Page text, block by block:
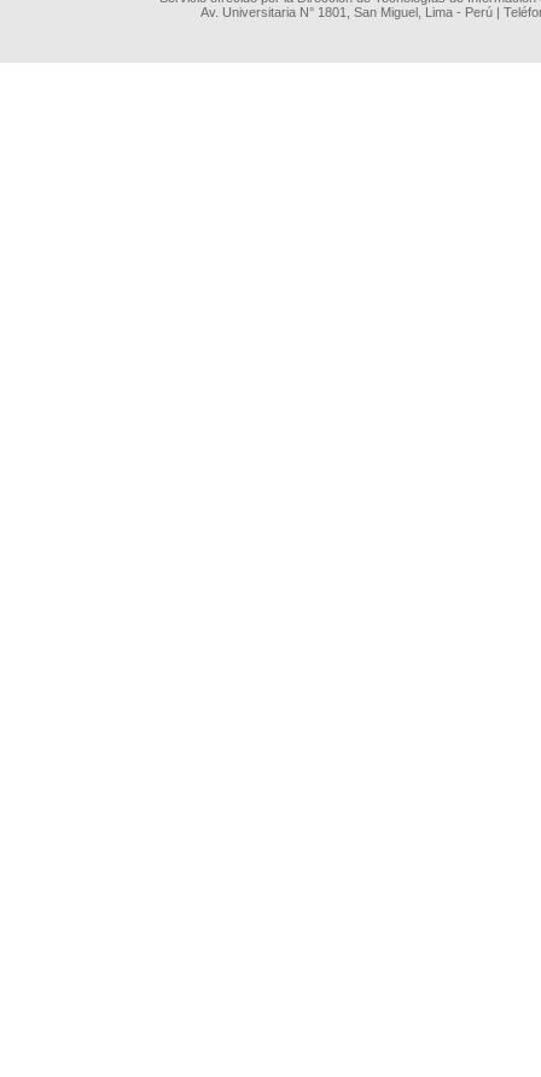
Av. Universitaria N° 1801, San Miguel, Lima - Perú |